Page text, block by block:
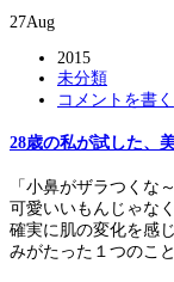
27Aug
2015
未分類
コメントを書く
28歳の私が試した、
「小鼻がザラつくな
可愛いいもんじゃな
確実に肌の変化を感
みがたった１つのこ